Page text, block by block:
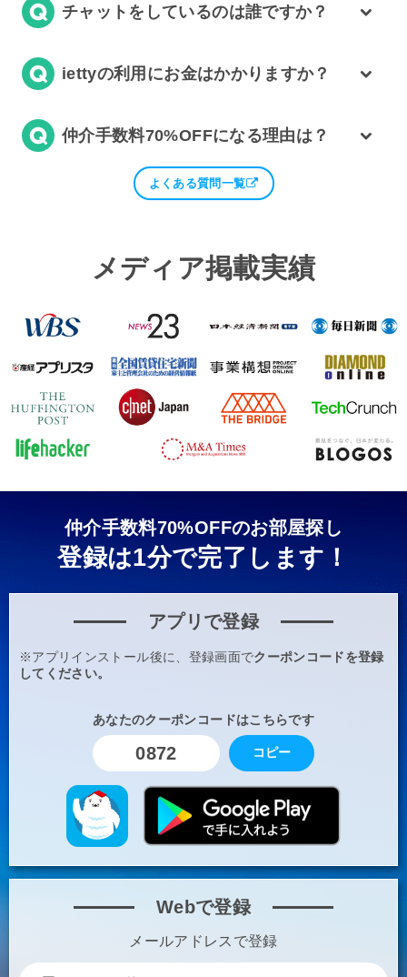
チャットをしているのは誰ですか？
iettyの利用にお金はかかりますか？
仲介手数料70%OFFになる理由は？
よくある質問一覧
メディア掲載実績
仲介手数料70%OFFのお部屋探し
登録は1分で完了します！
アプリで登録
※アプリインストール後に、登録画面でクーポンコードを登録
してください。
あなたのクーポンコードはこちらです
0872 コピー
Webで登録
メールアドレスで登録